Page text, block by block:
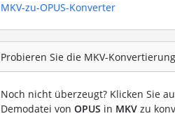
MKV-zu-OPUS-Konverter
Probieren Sie die MKV-
Noch nicht überzeugt? Klicken Sie
Demodatei von OPUS in MKV zu